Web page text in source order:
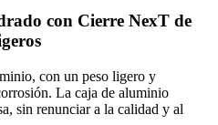
con Cierre NexT de
con un peso ligero y
La caja de aluminio
sin renunciar a la calidad y al